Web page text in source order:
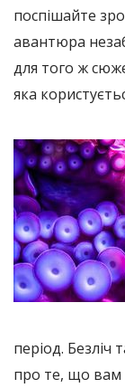
поспішайте
авантюра
для того ж
яка
період. Безліч
про те, що вам